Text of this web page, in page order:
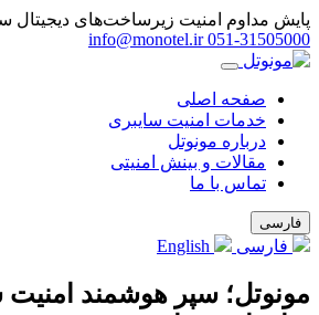
پایش مداوم امنیت زیرساخت‌های دیجیتال
info@monotel.ir 051‑31505000
صفحه اصلی
خدمات امنیت سایبری
درباره مونوتل
مقالات و بینش امنیتی
تماس با ما
فارسی
فارسی
مونوتل؛ سپر هوشمند امنیت